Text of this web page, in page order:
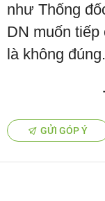
như Thống
DN muốn
là không đúng.
GỬI GÓP Ý